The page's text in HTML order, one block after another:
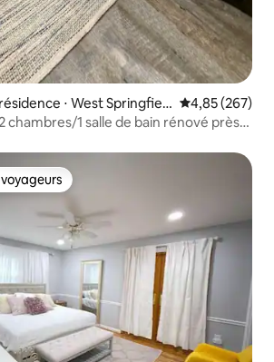
⋅ West Springfiel
Évaluation
4,85 (267)
chambres/1 salle de bain rénové près
les plus appréciés